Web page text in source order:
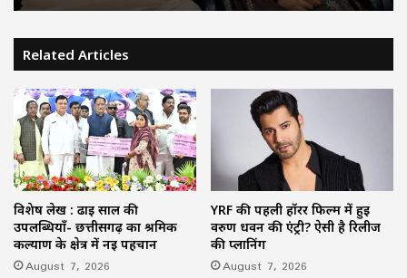
Related Articles
विशेष लेख : ढाई साल की
उपलब्धियाँ- छत्तीसगढ़ का श्रमिक
कल्याण के क्षेत्र में नई पहचान
August 7, 2026
YRF की पहली हॉरर फिल्म में हुई
वरुण धवन की एंट्री? ऐसी है रिलीज
की प्लानिंग
August 7, 2026